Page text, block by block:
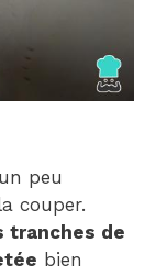
peu
couper.
tranches de
bien